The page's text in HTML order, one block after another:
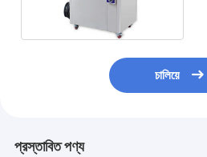
চালিয়ে
প্রস্তাবিত পণ্য